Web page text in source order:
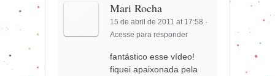
Mari Rocha
15 de abril de 2011 at 17:58 ·
Acesse para responder
fantástico esse vídeo!
fiquei apaixonada pela